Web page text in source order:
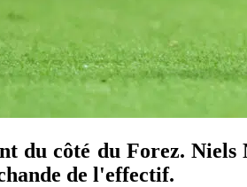
du côté du Forez.
de l'effectif.